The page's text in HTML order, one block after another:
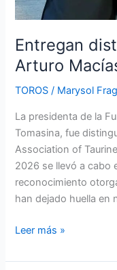
Entregan
Arturo
TOROS / Marysol
La presidenta de la
Tomasina, fue
Association of
2026 se llevó a cabo
reconocimiento
han dejado huella en
Leer más »